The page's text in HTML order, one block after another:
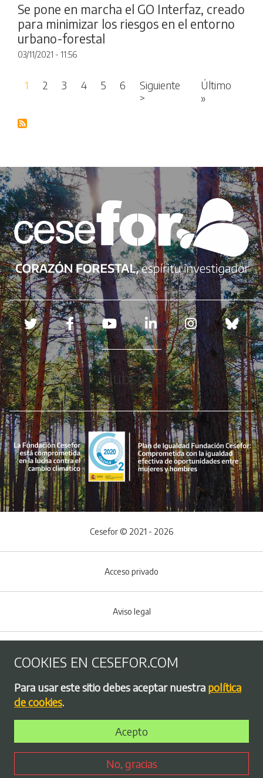
Se pone en marcha el GO Interfaz, creado
para minimizar los riesgos en el entorno
urbano-forestal
03/11/2021 - 11:56
Paginación
1 2 3 4 5 6
Siguiente
> Siguiente página
Último
»
Redes sociales
Hubspot
Menú del pie
Cesefor © 2021 - 2026
Acceso privado
Aviso legal
Política de privacidad
Bolsa de empleo
Perfil contratante
COOKIES EN CESEFOR.COM
Para usar este sitio debes aceptar nuestra política
de cookies.
Acepto
No, gracias